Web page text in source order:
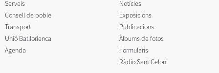
Serveis
Consell de poble
Transport
Unió Batllorienca
Agenda
Notícies
Exposicions
Publicacions
Àlbums de fotos
Formularis
Ràdio Sant Celoni